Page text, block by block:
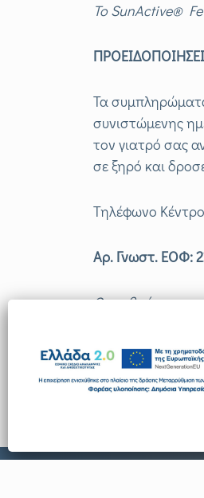
ΤοSunActive® Fe
Τα
συνιστώμενης
τον γιατρό σας
σε ξηρό και
Τηλέφωνο
Αρ. Γνωστ. ΕΟΦ:
Ο αριθμός